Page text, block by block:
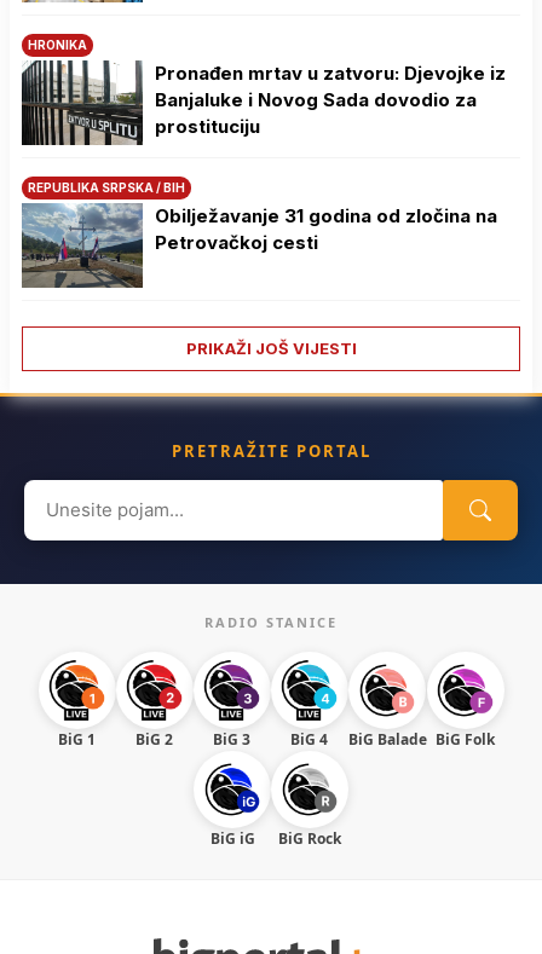
HRONIKA
Pronađen mrtav u zatvoru: Djevojke iz
Banjaluke i Novog Sada dovodio za
prostituciju
REPUBLIKA SRPSKA / BIH
Obilježavanje 31 godina od zločina na
Petrovačkoj cesti
PRIKAŽI JOŠ VIJESTI
PRETRAŽITE PORTAL
Search
for:
RADIO STANICE
BiG 1 BiG 2 BiG 3 BiG 4 BiG Balade BiG Folk
BiG iG BiG Rock